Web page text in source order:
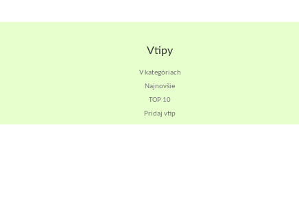
Vtipy
V kategóriach
Najnovšie
TOP 10
Pridaj vtip